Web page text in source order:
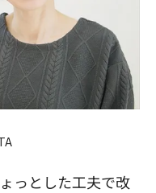
っとした工夫で改